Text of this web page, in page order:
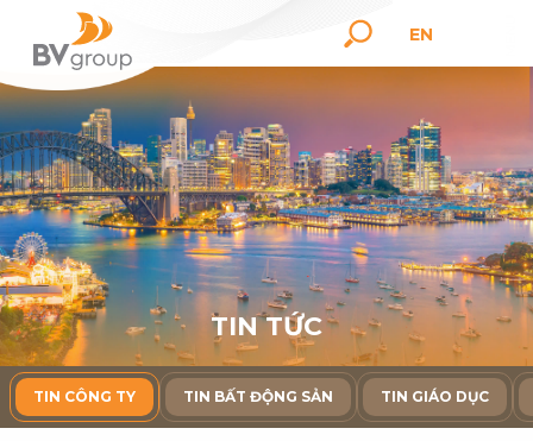
EN
TIN TỨC
TIN CÔNG TY TIN BẤT ĐỘNG SẢN TIN GIÁO DỤC